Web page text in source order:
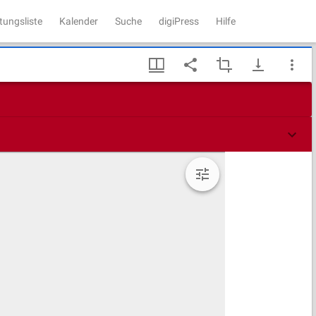
Kalender Suche digiPress Hilfe